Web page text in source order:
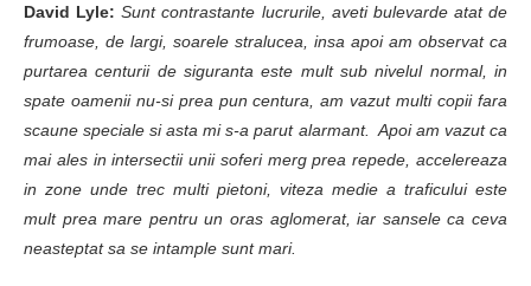
David Lyle: Sunt contrastante lucrurile, aveti bulevarde atat de
frumoase, de largi, soarele stralucea, insa apoi am observat ca
purtarea centurii de siguranta este mult sub nivelul normal, in
spate oamenii nu-si prea pun centura, am vazut multi copii fara
scaune speciale si asta mi s-a parut alarmant. Apoi am vazut ca
mai ales in intersectii unii soferi merg prea repede, accelereaza
in zone unde trec multi pietoni, viteza medie a traficului este
mult prea mare pentru un oras aglomerat, iar sansele ca ceva
neasteptat sa se intample sunt mari.